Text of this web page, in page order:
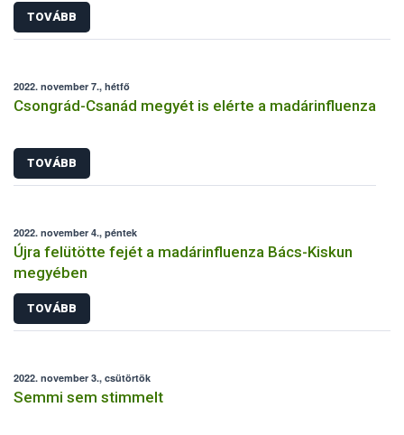
TOVÁBB
2022. november 7., hétfő
Csongrád-Csanád megyét is elérte a madárinfluenza
TOVÁBB
2022. november 4., péntek
Újra felütötte fejét a madárinfluenza Bács-Kiskun
megyében
TOVÁBB
2022. november 3., csütörtök
Semmi sem stimmelt